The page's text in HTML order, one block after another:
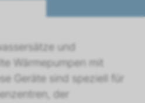
und
Wärmepumpen mit
Geräte sind speziell für
der